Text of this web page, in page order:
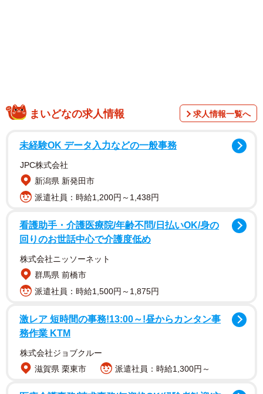
病院直行後、ノミだらけだった体をシャンプー
まいどなの求人情報 求人情報一覧へ
未経験OK データ入力などの一般事務
JPC株式会社
新潟県 新発田市
派遣社員：時給1,200円～1,438円
看護助手・介護医療院/年齢不問/日払いOK/身の
回りのお世話中心で介護度低め
株式会社ニッソーネット
群馬県 前橋市
派遣社員：時給1,500円～1,875円
激レア 短時間の事務!13:00～!昼からカンタン事
務作業 KTM
株式会社ジョブクルー
滋賀県 栗東市
派遣社員：時給1,300円～